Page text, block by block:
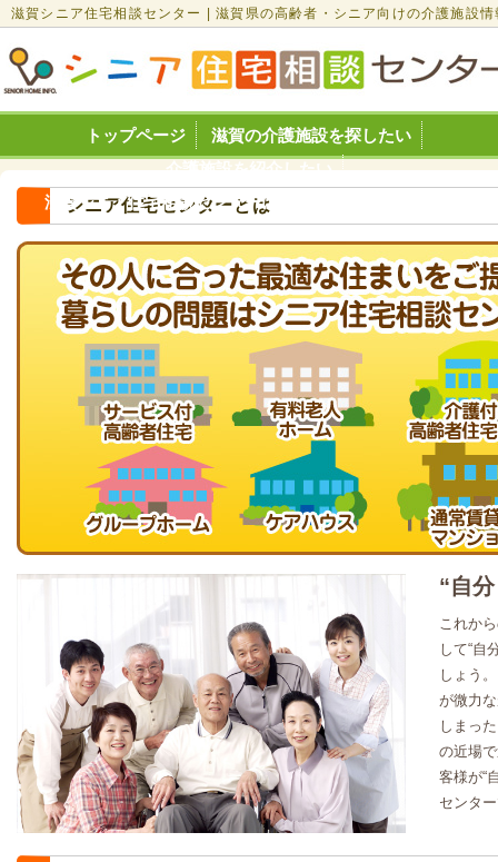
滋賀シニア住宅相談センター | 滋賀県の高齢者・シニア向けの介護施設情
トップページ
滋賀の介護施設を探したい
介護施設を紹介したい
滋賀シニア住宅相談センターについて
シニア住宅センターとは
“自
これか
して“自
しょう
が微力
しまっ
の近場
客様が“
センタ